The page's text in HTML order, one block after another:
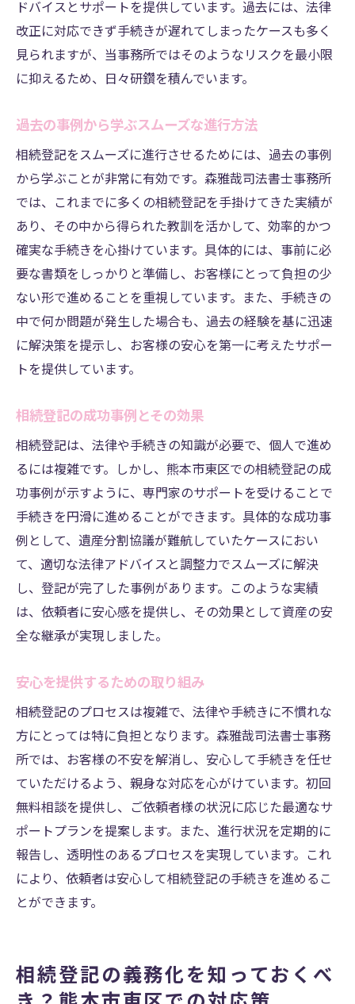
ドバイスとサポートを提供しています。過去には、法律
改正に対応できず手続きが遅れてしまったケースも多く
見られますが、当事務所ではそのようなリスクを最小限
に抑えるため、日々研鑽を積んでいます。
過去の事例から学ぶスムーズな進行方法
相続登記をスムーズに進行させるためには、過去の事例
から学ぶことが非常に有効です。森雅哉司法書士事務所
では、これまでに多くの相続登記を手掛けてきた実績が
あり、その中から得られた教訓を活かして、効率的かつ
確実な手続きを心掛けています。具体的には、事前に必
要な書類をしっかりと準備し、お客様にとって負担の少
ない形で進めることを重視しています。また、手続きの
中で何か問題が発生した場合も、過去の経験を基に迅速
に解決策を提示し、お客様の安心を第一に考えたサポー
トを提供しています。
相続登記の成功事例とその効果
相続登記は、法律や手続きの知識が必要で、個人で進め
るには複雑です。しかし、熊本市東区での相続登記の成
功事例が示すように、専門家のサポートを受けることで
手続きを円滑に進めることができます。具体的な成功事
例として、遺産分割協議が難航していたケースにおい
て、適切な法律アドバイスと調整力でスムーズに解決
し、登記が完了した事例があります。このような実績
は、依頼者に安心感を提供し、その効果として資産の安
全な継承が実現しました。
安心を提供するための取り組み
相続登記のプロセスは複雑で、法律や手続きに不慣れな
方にとっては特に負担となります。森雅哉司法書士事務
所では、お客様の不安を解消し、安心して手続きを任せ
ていただけるよう、親身な対応を心がけています。初回
無料相談を提供し、ご依頼者様の状況に応じた最適なサ
ポートプランを提案します。また、進行状況を定期的に
報告し、透明性のあるプロセスを実現しています。これ
により、依頼者は安心して相続登記の手続きを進めるこ
とができます。
相続登記の義務化を知っておくべ